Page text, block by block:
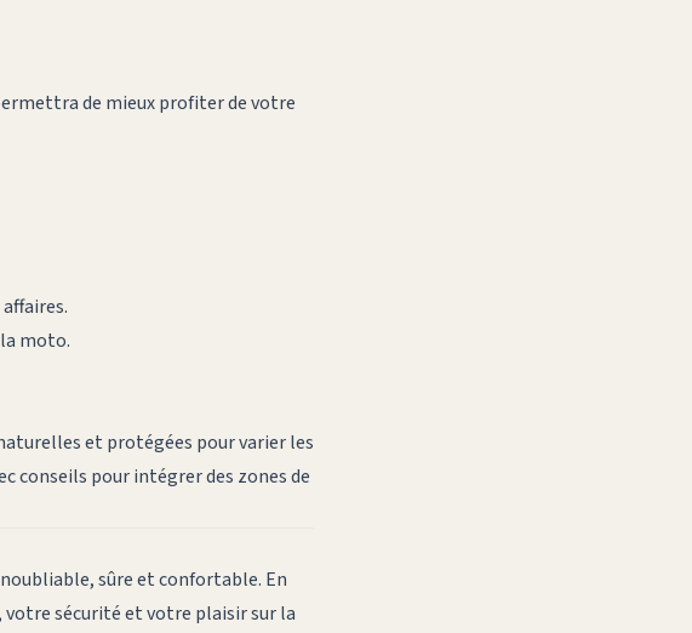
de mieux profiter de votre
moto.
et protégées pour varier les
conseils pour intégrer des zones de
sûre et confortable. En
sécurité et votre plaisir sur la